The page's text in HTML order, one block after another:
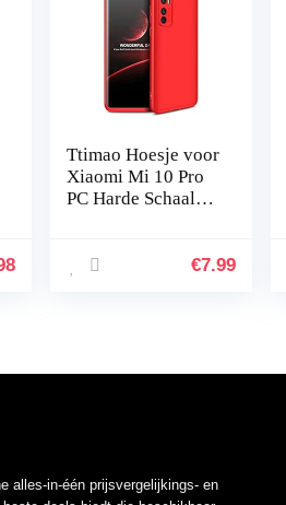
Ttimao Hoesje voor
Xiaomi Mi 10 Pro
PC Harde Schaal
Protector
€7.99
alles-in-één prijsvergelijkings- en